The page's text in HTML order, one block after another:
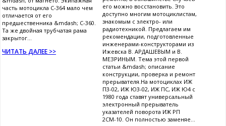
часть мотоцикла С-364 мало чем
отличается от его
предшественника &mdash; С-360.
Та же двойная трубчатая рама
закрытог...
ЧИТАТЬ ДАЛЕЕ >>
его можно восстановить. Это
доступно многим мотоциклистам,
знакомым с электро- или
радиотехникой. Предлагаем им
рекомендации, подготовленные
инженерами-конструкторами из
Ижевска В. АРДАШЕВЫМ и В.
МЕЗРИНЫМ. Тема этой первой
статьи &mdash; описание
конструкции, проверка и ремонт
прерывателя.На мотоциклах ИЖ
П3-02, ИЖ Ю3-02, ИЖ ПС, ИЖ Ю4 с
1980 года ставят универсальный
электронный прерыватель
указателей поворота ИЖ РП
2СМ-10. Он полностью заменяе...